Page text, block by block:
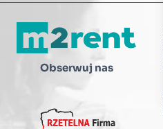
Obserwuj nas